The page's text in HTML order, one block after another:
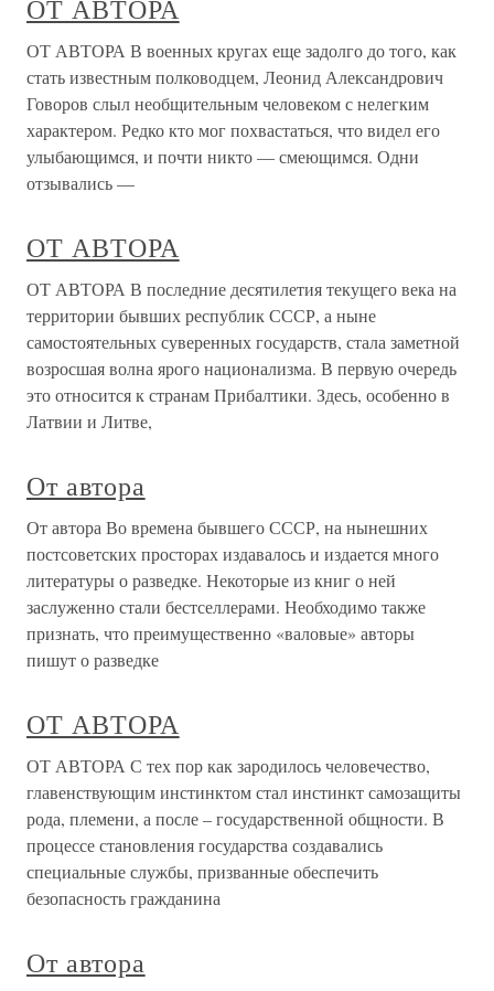
ОТ АВТОРА
ОТ АВТОРА В военных кругах еще задолго до того, как
стать известным полководцем, Леонид Александрович
Говоров слыл необщительным человеком с нелегким
характером. Редко кто мог похвастаться, что видел его
улыбающимся, и почти никто — смеющимся. Одни
отзывались —
ОТ АВТОРА
ОТ АВТОРА В последние десятилетия текущего века на
территории бывших республик СССР, а ныне
самостоятельных суверенных государств, стала заметной
возросшая волна ярого национализма. В первую очередь
это относится к странам Прибалтики. Здесь, особенно в
Латвии и Литве,
От автора
От автора Во времена бывшего СССР, на нынешних
постсоветских просторах издавалось и издается много
литературы о разведке. Некоторые из книг о ней
заслуженно стали бестселлерами. Необходимо также
признать, что преимущественно «валовые» авторы
пишут о разведке
ОТ АВТОРА
ОТ АВТОРА С тех пор как зародилось человечество,
главенствующим инстинктом стал инстинкт самозащиты
рода, племени, а после – государственной общности. В
процессе становления государства создавались
специальные службы, призванные обеспечить
безопасность гражданина
От автора